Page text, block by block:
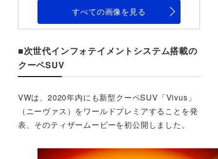
すべての画像を見る
■次世代インフォテイメントシステム搭載の
クーペSUV
VWは、2020年内にも新型クーペSUV「Vivus」
（ニーヴァス）をワールドプレミアすることを発
表、そのティザームービーを初公開しました。